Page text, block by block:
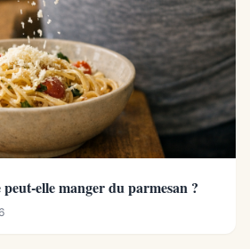
elle manger du parmesan ?